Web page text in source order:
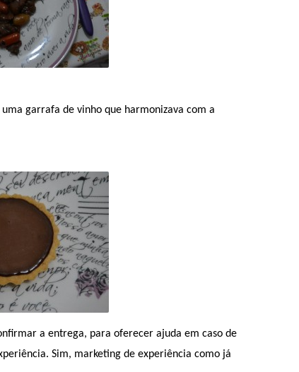
garrafa de vinho que harmonizava com a
a entrega, para oferecer ajuda em caso de
Sim, marketing de experiência como já